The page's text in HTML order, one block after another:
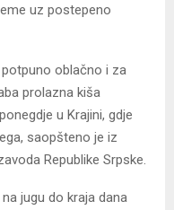
uz postepeno
oblačno i za
prolazna kiša
u Krajini, gdje
saopšteno je iz
Republike Srpske.
jugu do kraja dana